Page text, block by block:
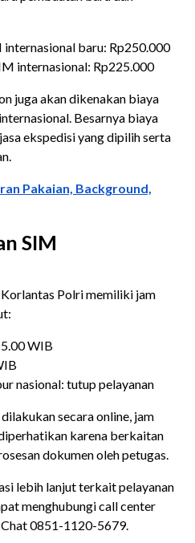
internasional baru: Rp250.000
internasional: Rp225.000
juga akan dikenakan biaya
Besarnya biaya
ekspedisi yang dipilih serta
Pakaian, Background,
SIM
Polri memiliki jam
WIB
nasional: tutup pelayanan
secara online, jam
karena berkaitan
dokumen oleh petugas.
lebih lanjut terkait pelayanan
menghubungi call center
0851-1120-5679.